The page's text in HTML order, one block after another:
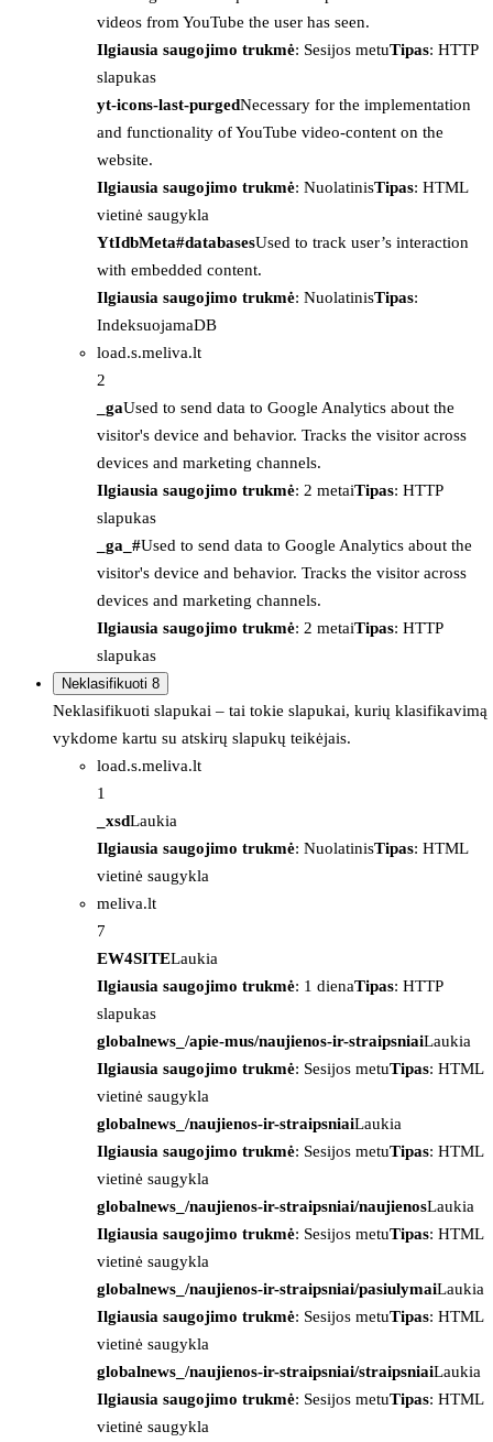
videos from YouTube the user has seen.
Ilgiausia saugojimo trukmė: Sesijos metuTipas: HTTP
slapukas
yt-icons-last-purgedNecessary for the implementation
and functionality of YouTube video-content on the
website.
Ilgiausia saugojimo trukmė: NuolatinisTipas: HTML
vietinė saugykla
YtIdbMeta#databasesUsed to track user’s interaction
with embedded content.
Ilgiausia saugojimo trukmė: NuolatinisTipas:
IndeksuojamaDB
load.s.meliva.lt
2
_gaUsed to send data to Google Analytics about the
visitor's device and behavior. Tracks the visitor across
devices and marketing channels.
Ilgiausia saugojimo trukmė: 2 metaiTipas: HTTP
slapukas
_ga_#Used to send data to Google Analytics about the
visitor's device and behavior. Tracks the visitor across
devices and marketing channels.
Ilgiausia saugojimo trukmė: 2 metaiTipas: HTTP
slapukas
Neklasifikuoti 8
Neklasifikuoti slapukai – tai tokie slapukai, kurių klasifikavimą
vykdome kartu su atskirų slapukų teikėjais.
load.s.meliva.lt
1
_xsdLaukia
Ilgiausia saugojimo trukmė: NuolatinisTipas: HTML
vietinė saugykla
meliva.lt
7
EW4SITELaukia
Ilgiausia saugojimo trukmė: 1 dienaTipas: HTTP
slapukas
globalnews_/apie-mus/naujienos-ir-straipsniaiLaukia
Ilgiausia saugojimo trukmė: Sesijos metuTipas: HTML
vietinė saugykla
globalnews_/naujienos-ir-straipsniaiLaukia
Ilgiausia saugojimo trukmė: Sesijos metuTipas: HTML
vietinė saugykla
globalnews_/naujienos-ir-straipsniai/naujienosLaukia
Ilgiausia saugojimo trukmė: Sesijos metuTipas: HTML
vietinė saugykla
globalnews_/naujienos-ir-straipsniai/pasiulymaiLaukia
Ilgiausia saugojimo trukmė: Sesijos metuTipas: HTML
vietinė saugykla
globalnews_/naujienos-ir-straipsniai/straipsniaiLaukia
Ilgiausia saugojimo trukmė: Sesijos metuTipas: HTML
vietinė saugykla